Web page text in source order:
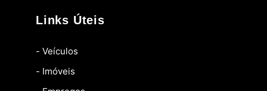
Links Úteis
- Veículos
- Imóveis